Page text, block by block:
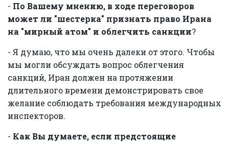
- По Вашему мнению, в ходе переговоров
может ли "шестерка" признать право Ирана
на "мирный атом" и облегчить санкции?
- Я думаю, что мы очень далеки от этого. Чтобы
мы могли обсуждать вопрос облегчения
санкций, Иран должен на протяжении
длительного времени демонстрировать свое
желание соблюдать требования международных
инспекторов.
- Как Вы думаете, если предстоящие